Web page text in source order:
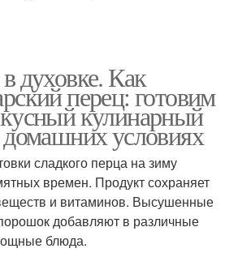
духовке. Как
перец: готовим
кулинарный
домашних условиях
сладкого перца на зиму
времен. Продукт сохраняет
и витаминов. Высушенные
добавляют в различные
блюда.